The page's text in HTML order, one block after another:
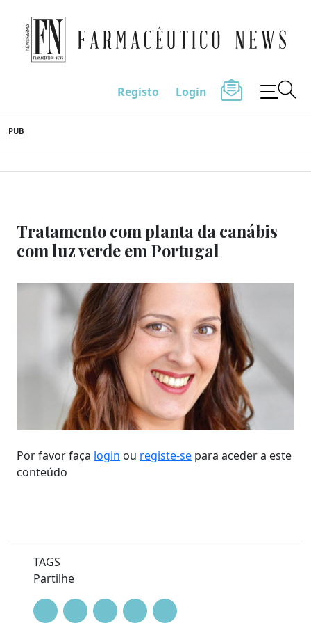
to
content
Farmacêutico News
Registo Login
PUB
Tratamento com planta da canábis
com luz verde em Portugal
Por favor faça login ou registe-se para aceder a este
conteúdo
TAGS
Partilhe